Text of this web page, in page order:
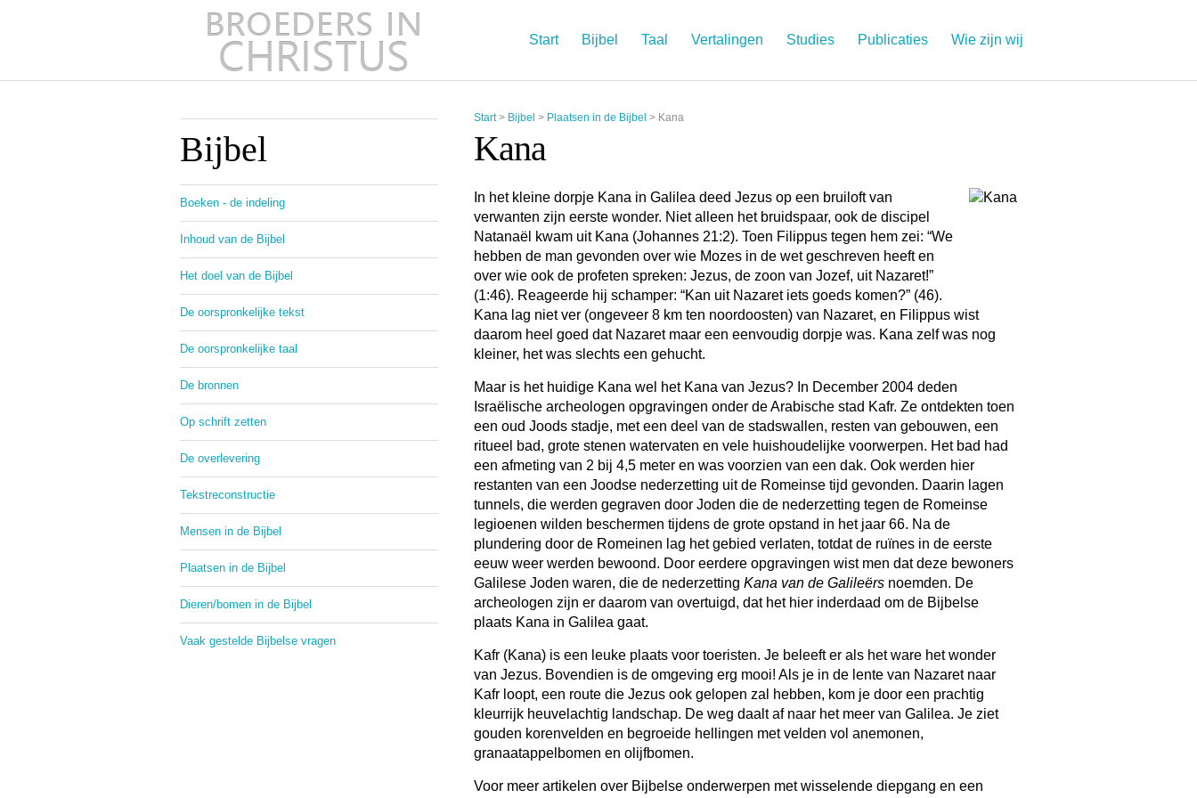
Start Bijbel Taal Vertalingen Studies Publicaties Wie zijn wij
Start> Bijbel > Plaatsen in de Bijbel > Kana
Kana
In het kleine dorpje Kana in Galilea deed Jezus op een bruiloft van
verwanten zijn eerste wonder. Niet alleen het bruidspaar, ook de discipel
Natanaël kwam uit Kana (Johannes 21:2). Toen Filippus tegen hem zei: “We
hebben de man gevonden over wie Mozes in de wet geschreven heeft en
over wie ook de profeten spreken: Jezus, de zoon van Jozef, uit Nazaret!”
(1:46). Reageerde hij schamper: “Kan uit Nazaret iets goeds komen?” (46).
Kana lag niet ver (ongeveer 8 km ten noordoosten) van Nazaret, en Filippus wist
daarom heel goed dat Nazaret maar een eenvoudig dorpje was. Kana zelf was nog
kleiner, het was slechts een gehucht.
Maar is het huidige Kana wel het Kana van Jezus? In December 2004 deden
Israëlische archeologen opgravingen onder de Arabische stad Kafr. Ze ontdekten toen
een oud Joods stadje, met een deel van de stadswallen, resten van gebouwen, een
ritueel bad, grote stenen watervaten en vele huishoudelijke voorwerpen. Het bad had
een afmeting van 2 bij 4,5 meter en was voorzien van een dak. Ook werden hier
restanten van een Joodse nederzetting uit de Romeinse tijd gevonden. Daarin lagen
tunnels, die werden gegraven door Joden die de nederzetting tegen de Romeinse
legioenen wilden beschermen tijdens de grote opstand in het jaar 66. Na de
plundering door de Romeinen lag het gebied verlaten, totdat de ruïnes in de eerste
eeuw weer werden bewoond. Door eerdere opgravingen wist men dat deze bewoners
Galilese Joden waren, die de nederzetting Kana van de Galileërs noemden. De
archeologen zijn er daarom van overtuigd, dat het hier inderdaad om de Bijbelse
plaats Kana in Galilea gaat.
Kafr (Kana) is een leuke plaats voor toeristen. Je beleeft er als het ware het wonder
van Jezus. Bovendien is de omgeving erg mooi! Als je in de lente van Nazaret naar
Kafr loopt, een route die Jezus ook gelopen zal hebben, kom je door een prachtig
kleurrijk heuvelachtig landschap. De weg daalt af naar het meer van Galilea. Je ziet
gouden korenvelden en begroeide hellingen met velden vol anemonen,
granaatappelbomen en olijfbomen.
Voor meer artikelen over Bijbelse onderwerpen met wisselende diepgang en een
Bijbel
Boeken - de indeling
Inhoud van de Bijbel
Het doel van de Bijbel
De oorspronkelijke tekst
De oorspronkelijke taal
De bronnen
Op schrift zetten
De overlevering
Tekstreconstructie
Mensen in de Bijbel
Plaatsen in de Bijbel
Dieren/bomen in de Bijbel
Vaak gestelde Bijbelse vragen